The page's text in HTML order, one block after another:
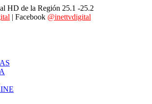
HD de la Región 25.1 -25.2
| Facebook @inettvdigital